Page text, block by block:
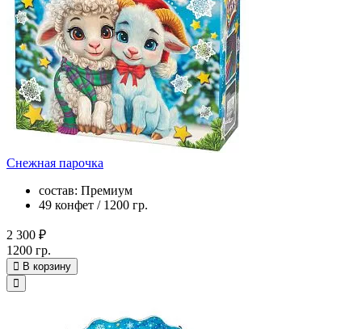
Снежная парочка
состав: Премиум
49 конфет / 1200 гр.
2 300 ₽
1200 гр.
В корзину